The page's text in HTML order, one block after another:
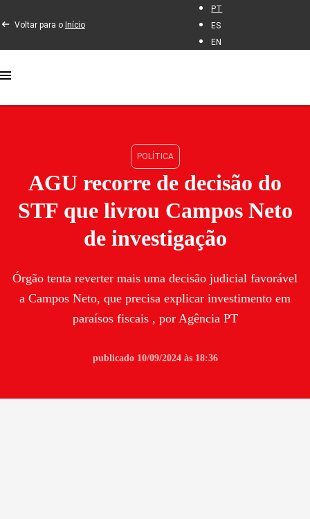
Voltar para o Início
PT
ES
EN
POLÍTICA
AGU recorre de decisão do
STF que livrou Campos Neto
de investigação
Órgão tenta reverter mais uma decisão judicial favorável
a Campos Neto, que precisa explicar investimento em
paraísos fiscais , por Agência PT
publicado 10/09/2024 às 18:36